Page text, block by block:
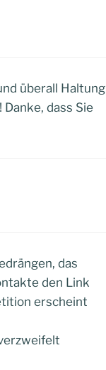
überall Haltung
dass Sie
das
den Link
erscheint